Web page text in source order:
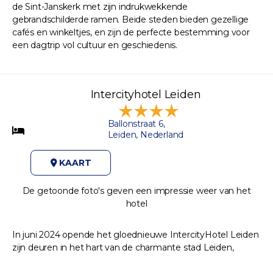
de Sint-Janskerk met zijn indrukwekkende
gebrandschilderde ramen. Beide steden bieden gezellige
cafés en winkeltjes, en zijn de perfecte bestemming voor
een dagtrip vol cultuur en geschiedenis.
Intercityhotel Leiden
Ballonstraat 6,
Leiden, Nederland
KAART
De getoonde foto's geven een impressie weer van het
hotel
In juni 2024 opende het gloednieuwe IntercityHotel Leiden
zijn deuren in het hart van de charmante stad Leiden,